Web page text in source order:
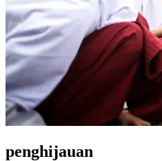
penghijauan